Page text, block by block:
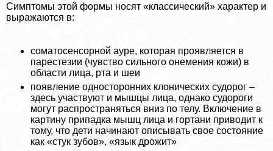
Симптомы этой формы носят «классический» хаpaктер и
выражаются в:
соматосенсорной ауре, которая проявляется в
парестезии (чувство сильного онемения кожи) в
области лица, рта и шеи
появление односторонних клонических судорог –
здесь участвуют и мышцы лица, однако судороги
могут распространяться вниз по телу. Включение в
картину припадка мышц лица и гортани приводит к
тому, что дети начинают описывать свое состояние
как «стук зубов», «язык дрожит»